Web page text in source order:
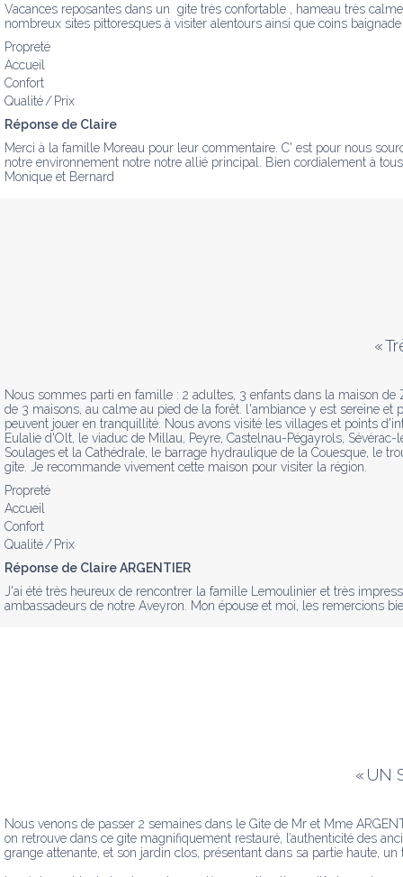
Vacances reposantes dans un  gite très confortable , hameau très
nombreux sites pittoresques à visiter alentours ainsi que coins
Propreté
Accueil
Confort
Qualité / Prix
Réponse de Claire
Merci à la famille Moreau pour leur commentaire. C' est pour nous
notre environnement notre notre allié principal. Bien cordialement à
Monique et Bernard
«
Nous sommes parti en famille : 2 adultes, 3 enfants dans la maison
de 3 maisons, au calme au pied de la forêt. l'ambiance y est sereine
peuvent jouer en tranquillité. Nous avons visité les villages et points
Eulalie d'Olt, le viaduc de Millau, Peyre, Castelnau-Pégayrols,
Soulages et la Cathédrale, le barrage hydraulique de la Couesque, le
gîte. Je recommande vivement cette maison pour visiter la région.
Propreté
Accueil
Confort
Qualité / Prix
Réponse de Claire ARGENTIER
J'ai été très heureux de rencontrer la famille Lemoulinier et très
ambassadeurs de notre Aveyron. Mon épouse et moi, les remercions
« UN
Nous venons de passer 2 semaines dans le Gite de Mr et Mme
on retrouve dans ce gite magnifiquement restauré, l’authenticité des
grange attenante, et son jardin clos, présentant dans sa partie haute,